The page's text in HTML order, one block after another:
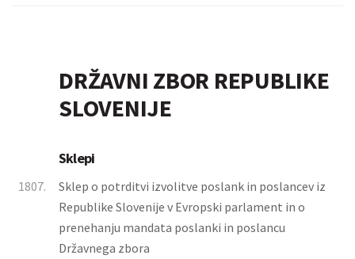
DRŽAVNI ZBOR REPUBLIKE
SLOVENIJE
Sklepi
1807.
Sklep o potrditvi izvolitve poslank in poslancev iz
Republike Slovenije v Evropski parlament in o
prenehanju mandata poslanki in poslancu
Državnega zbora